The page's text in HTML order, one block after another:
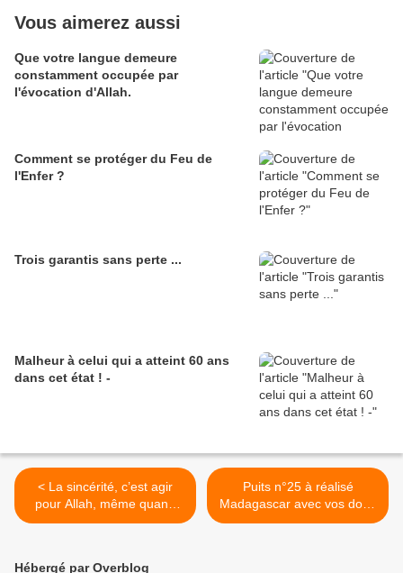
Vous aimerez aussi
Que votre langue demeure
constamment occupée par
l'évocation d'Allah.
Comment se protéger du Feu de
l'Enfer ?
Trois garantis sans perte ...
Malheur à celui qui a atteint 60 ans
dans cet état ! -
< La sincérité, c’est agir
pour Allah, même quand
personne ne regarde.
Puits n°25 à réalisé
Madagascar avec vos dons
>
Hébergé par Overblog